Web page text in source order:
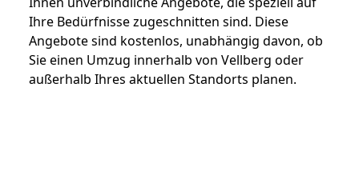
Ihre Bedürfnisse zugeschnitten sind. Diese
Angebote sind kostenlos, unabhängig davon, ob
Sie einen Umzug innerhalb von Vellberg oder
außerhalb Ihres aktuellen Standorts planen.